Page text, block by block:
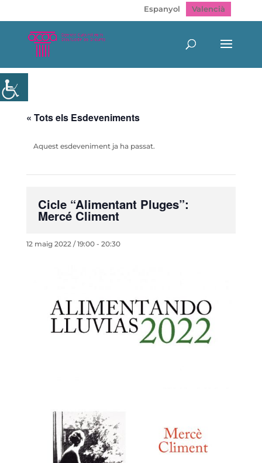
Espanyol Valencià
« Tots els Esdeveniments
Aquest esdeveniment ja ha passat.
Cicle “Alimentant Pluges”:
Mercé Climent
12 maig 2022 / 19:00- 20:30